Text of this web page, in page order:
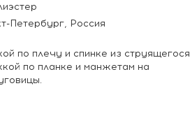
Петербург, Россия
по плечу и спинке из струящегося
по планке и манжетам на